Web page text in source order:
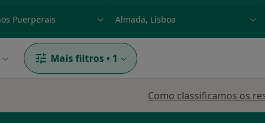
Mais filtros • 1
Como classificamos os